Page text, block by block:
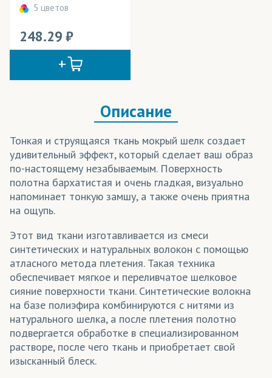
Шифон
5 цветов
248.29
Описание
Тонкая и струящаяся ткань мокрый шелк создает
удивительный эффект, который сделает ваш образ
по-настоящему незабываемым. Поверхность
полотна бархатистая и очень гладкая, визуально
напоминает тонкую замшу, а также очень приятна
на ощупь.
Этот вид ткани изготавливается из смеси
синтетических и натуральных волокон с помощью
атласного метода плетения. Такая техника
обеспечивает мягкое и переливчатое шелковое
сияние поверхности ткани. Синтетические волокна
на базе полиэфира комбинируются с нитями из
натурального шелка, а после плетения полотно
подвергается обработке в специализированном
растворе, после чего ткань и приобретает свой
изысканный блеск.